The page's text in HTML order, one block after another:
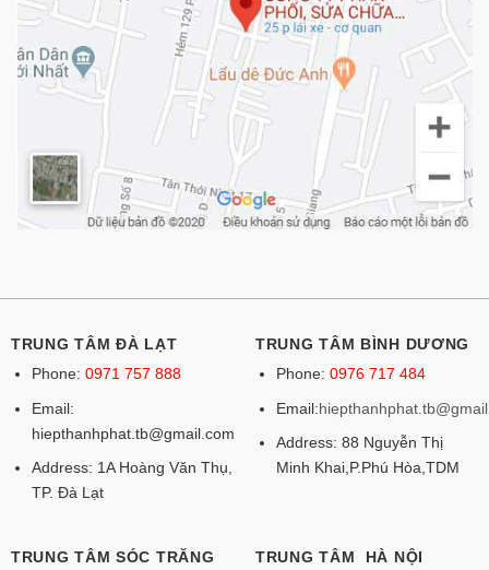
TRUNG TÂM ĐÀ LẠT
Phone: 0971 757 888
Email:
hiepthanhphat.tb@gmail.com
Address: 1A Hoàng Văn Thụ,
TP. Đà Lạt
TRUNG TÂM BÌNH DƯƠNG
Phone: 0976 717 484
Email:
Address: 88 Nguyễn Thị
Minh Khai,P.Phú Hòa,TDM
TRUNG TÂM SÓC TRĂNG
TRUNG TÂM HÀ NỘI